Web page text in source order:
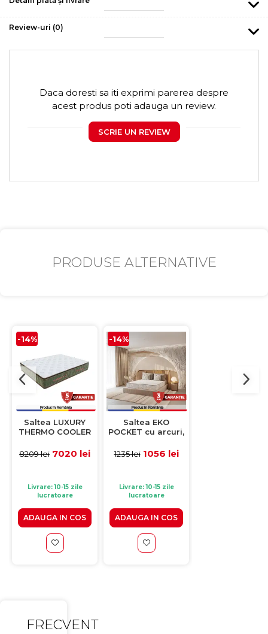
Review-uri (0)
Daca doresti sa iti exprimi parerea despre
acest produs poti adauga un review.
SCRIE UN REVIEW
PRODUSE ALTERNATIVE
-14%
Saltea LUXURY
THERMO COOLER
cm, H 39 cm
8209 lei 7020 lei
Livrare: 10-15 zile
lucratoare
ADAUGA IN COS
-14%
Saltea EKO
POCKET cu arcuri,
cm, fata vara /
1235 lei 1056 lei
Livrare: 10-15 zile
lucratoare
ADAUGA IN COS
FRECVENT